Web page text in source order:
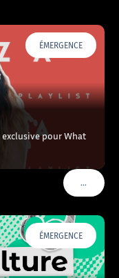
ÉMERGENCE
pour What
…VOIR
ÉMERGENCE